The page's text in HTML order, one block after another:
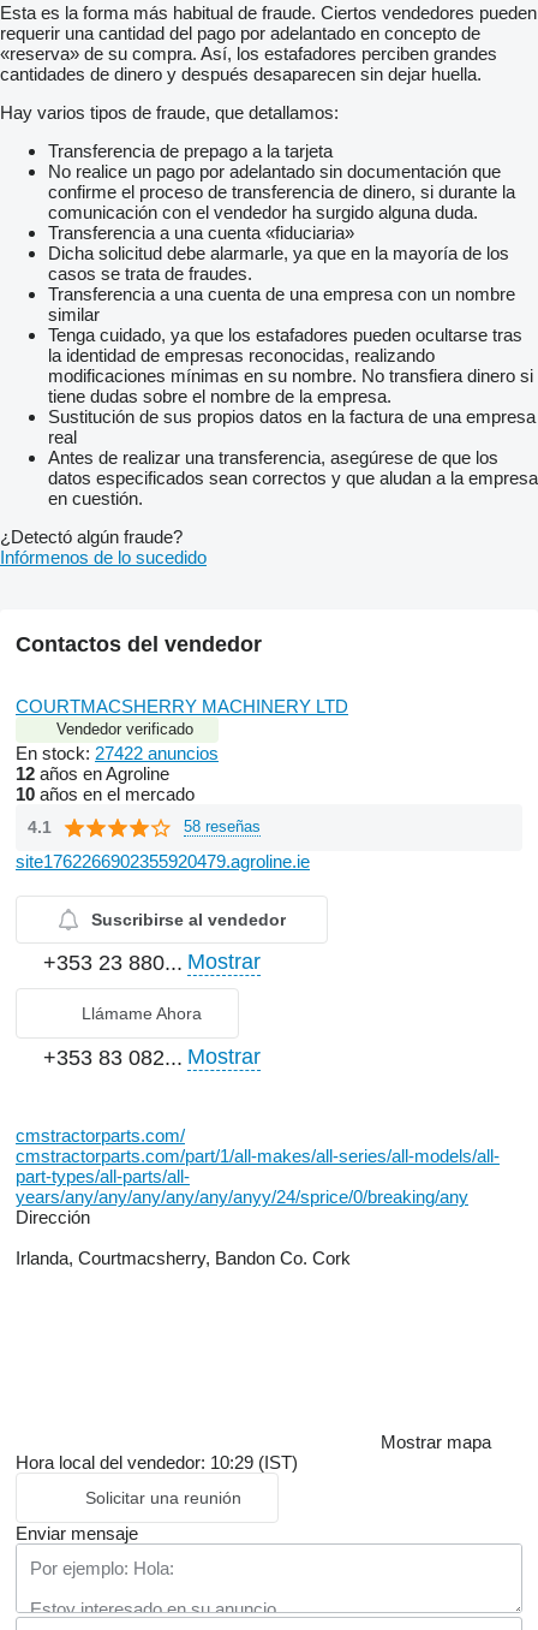
Esta es la forma más habitual de fraude. Ciertos vendedores pueden
requerir una cantidad del pago por adelantado en concepto de
«reserva» de su compra. Así, los estafadores perciben grandes
cantidades de dinero y después desaparecen sin dejar huella.
Hay varios tipos de fraude, que detallamos:
Transferencia de prepago a la tarjeta
No realice un pago por adelantado sin documentación que
confirme el proceso de transferencia de dinero, si durante la
comunicación con el vendedor ha surgido alguna duda.
Transferencia a una cuenta «fiduciaria»
Dicha solicitud debe alarmarle, ya que en la mayoría de los
casos se trata de fraudes.
Transferencia a una cuenta de una empresa con un nombre
similar
Tenga cuidado, ya que los estafadores pueden ocultarse tras
la identidad de empresas reconocidas, realizando
modificaciones mínimas en su nombre. No transfiera dinero si
tiene dudas sobre el nombre de la empresa.
Sustitución de sus propios datos en la factura de una empresa
real
Antes de realizar una transferencia, asegúrese de que los
datos especificados sean correctos y que aludan a la empresa
en cuestión.
¿Detectó algún fraude?
Infórmenos de lo sucedido
Contactos del vendedor
COURTMACSHERRY MACHINERY LTD
Vendedor verificado
En stock: 27422 anuncios
12 años en Agroline
10 años en el mercado
4.1 58 reseñas
site1762266902355920479.agroline.ie
Suscribirse al vendedor
+353 23 880... Mostrar
Llámame Ahora
+353 83 082... Mostrar
cmstractorparts.com/
cmstractorparts.com/part/1/all-makes/all-series/all-models/all-
part-types/all-parts/all-
years/any/any/any/any/any/anyy/24/sprice/0/breaking/any
Dirección
Irlanda, Courtmacsherry, Bandon Co. Cork
Mostrar mapa
Hora local del vendedor: 10:29 (IST)
Solicitar una reunión
Enviar mensaje